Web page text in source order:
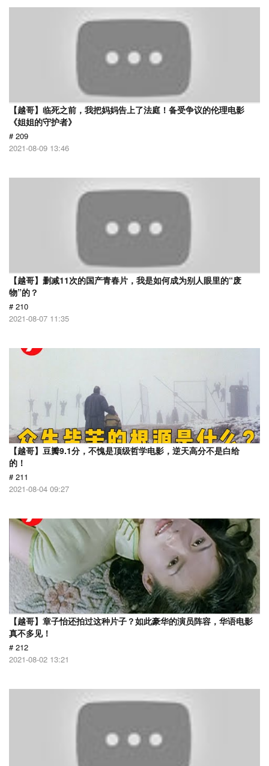
【越哥】临死之前，我把妈妈告上了法庭！备受争议的伦理电影
《姐姐的守护者》
# 209
2021-08-09 13:46
【越哥】删减11次的国产青春片，我是如何成为别人眼里的“废
物”的？
# 210
2021-08-07 11:35
【越哥】豆瓣9.1分，不愧是顶级哲学电影，逆天高分不是白给
的！
# 211
2021-08-04 09:27
【越哥】章子怡还拍过这种片子？如此豪华的演员阵容，华语电影
真不多见！
# 212
2021-08-02 13:21